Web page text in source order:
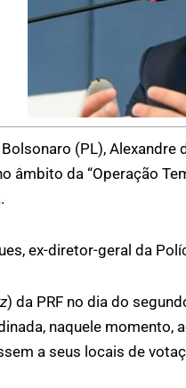
(PL), Alexandre
âmbito da “Operação
ex-diretor-geral da
) da PRF no dia do
naquele momento,
a seus locais de